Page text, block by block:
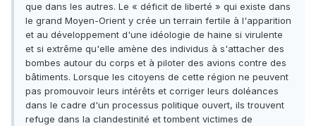
que dans les autres. Le « déficit de liberté » qui existe dans
le grand Moyen-Orient y crée un terrain fertile à l'apparition
et au développement d'une idéologie de haine si virulente
et si extrême qu'elle amène des individus à s'attacher des
bombes autour du corps et à piloter des avions contre des
bâtiments. Lorsque les citoyens de cette région ne peuvent
pas promouvoir leurs intérêts et corriger leurs doléances
dans le cadre d'un processus politique ouvert, ils trouvent
refuge dans la clandestinité et tombent victimes de